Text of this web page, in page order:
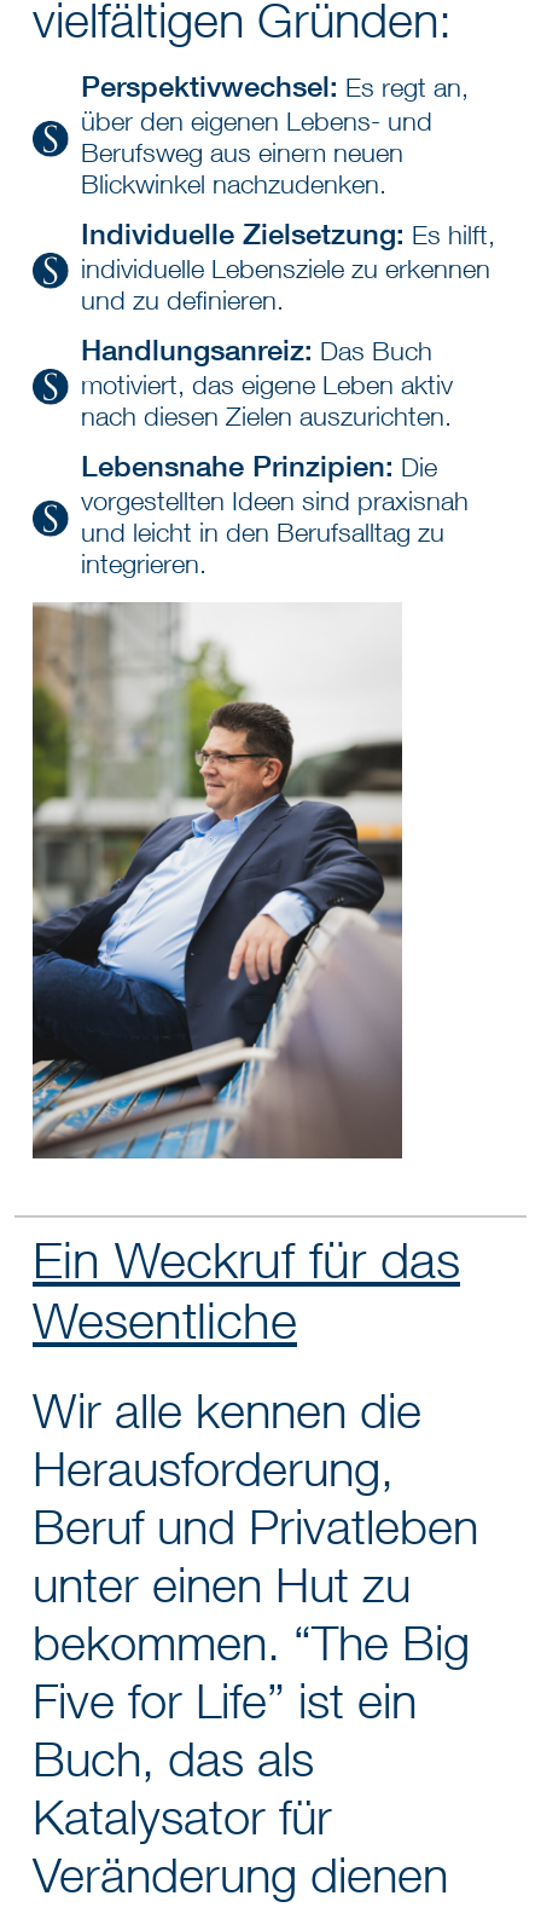
vielfältigen Gründen:
Perspektivwechsel: Es regt an,
über den eigenen Lebens- und
Berufsweg aus einem neuen
Blickwinkel nachzudenken.
Individuelle Zielsetzung: Es hilft,
individuelle Lebensziele zu erkennen
und zu definieren.
Handlungsanreiz: Das Buch
motiviert, das eigene Leben aktiv
nach diesen Zielen auszurichten.
Lebensnahe Prinzipien: Die
vorgestellten Ideen sind praxisnah
und leicht in den Berufsalltag zu
integrieren.
Ein Weckruf für das
Wesentliche
Wir alle kennen die
Herausforderung,
Beruf und Privatleben
unter einen Hut zu
bekommen. “The Big
Five for Life” ist ein
Buch, das als
Katalysator für
Veränderung dienen